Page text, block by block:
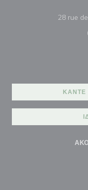
28 rue
ΚΆΝΤΕ